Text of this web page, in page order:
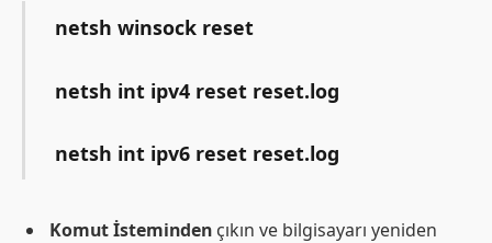
netsh winsock reset
netsh int ipv4 reset reset.log
netsh int ipv6 reset reset.log
Komut İsteminden çıkın ve bilgisayarı yeniden